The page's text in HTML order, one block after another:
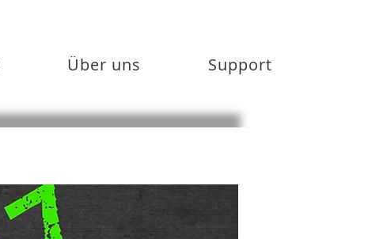
Über uns Support